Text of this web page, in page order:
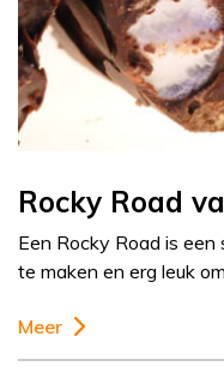
Rocky Road
Een Rocky Road is
te maken en erg leuk
Meer